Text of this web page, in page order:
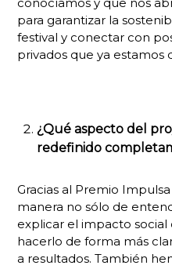
para garantizar la
festival y conectar con
privados que ya estamos
¿Qué aspecto del
redefinido
Gracias al Premio
manera no sólo de
explicar el impacto social
hacerlo de forma más
a resultados. También